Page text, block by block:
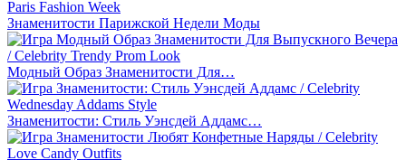
Знаменитости Парижской Недели Моды
Модный Образ Знаменитости Для…
Знаменитости: Стиль Уэнсдей Аддамс…